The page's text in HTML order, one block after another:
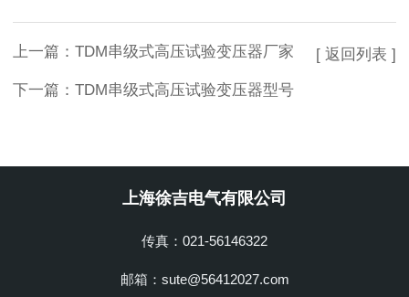
上一篇： TDM串级式高压试验变压器厂家
下一篇： TDM串级式高压试验变压器型号
[ 返回列表 ]
上海徐吉电气有限公司
传真：021-56146322
邮箱：sute@56412027.com